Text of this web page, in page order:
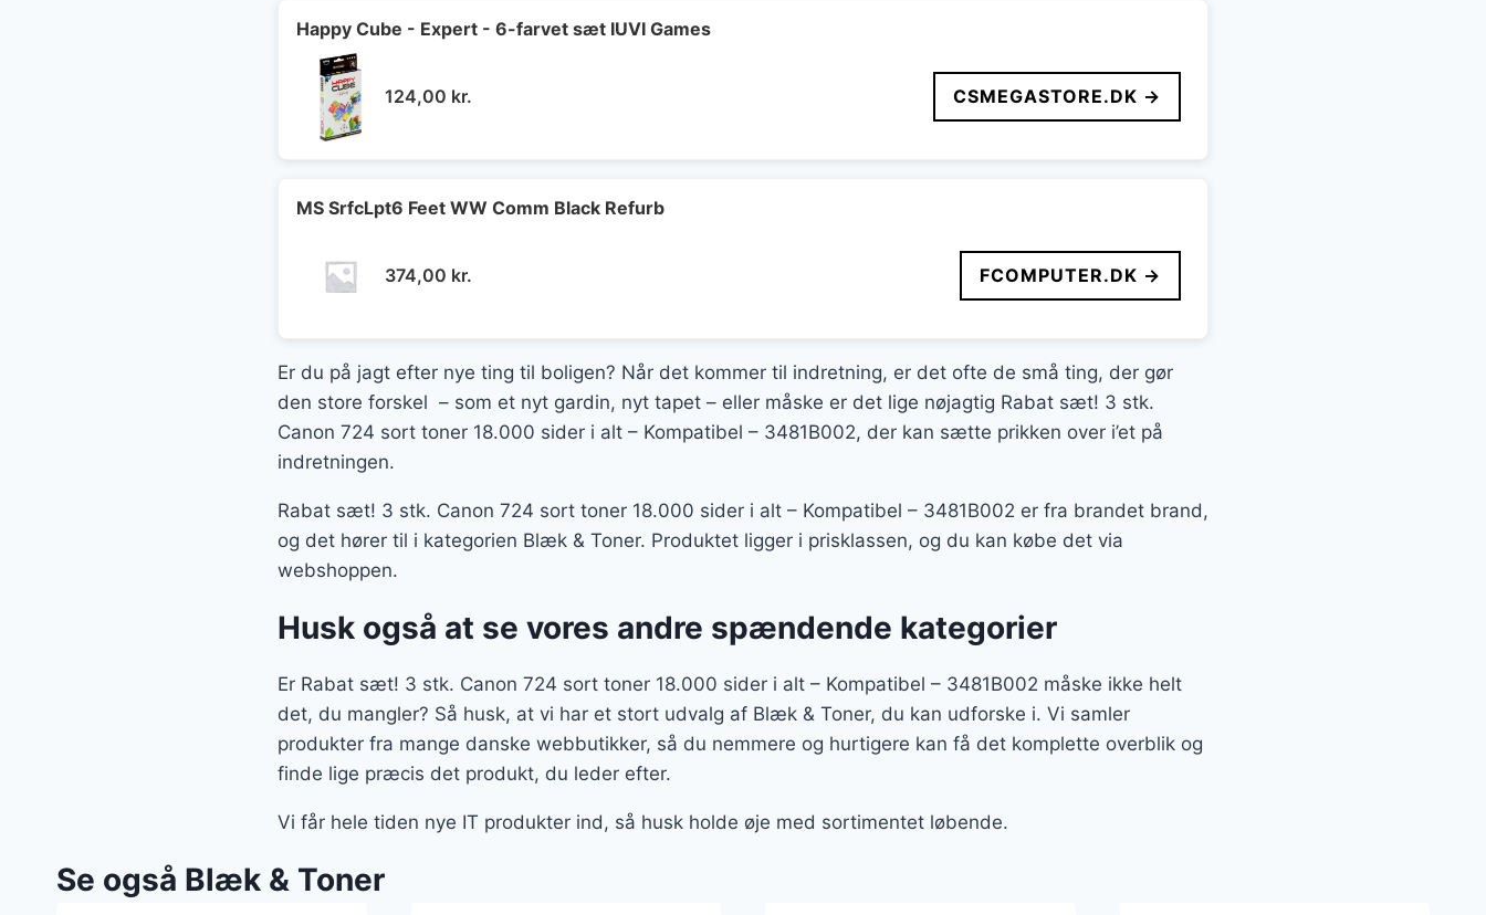
Happy Cube - Expert - 6-farvet sæt IUVI Games
124,00 kr. CSMEGASTORE.DK →
MS SrfcLpt6 Feet WW Comm Black Refurb
374,00 kr. FCOMPUTER.DK →
Er du på jagt efter nye ting til boligen? Når det kommer til indretning, er det ofte de små ting, der gør
den store forskel – som et nyt gardin, nyt tapet – eller måske er det lige nøjagtig Rabat sæt! 3 stk.
Canon 724 sort toner 18.000 sider i alt – Kompatibel – 3481B002, der kan sætte prikken over i’et på
indretningen.
Rabat sæt! 3 stk. Canon 724 sort toner 18.000 sider i alt – Kompatibel – 3481B002 er fra brandet brand,
og det hører til i kategorien Blæk & Toner. Produktet ligger i prisklassen, og du kan købe det via
webshoppen.
Husk også at se vores andre spændende kategorier
Er Rabat sæt! 3 stk. Canon 724 sort toner 18.000 sider i alt – Kompatibel – 3481B002 måske ikke helt
det, du mangler? Så husk, at vi har et stort udvalg af Blæk & Toner, du kan udforske i. Vi samler
produkter fra mange danske webbutikker, så du nemmere og hurtigere kan få det komplette overblik og
finde lige præcis det produkt, du leder efter.
Vi får hele tiden nye IT produkter ind, så husk holde øje med sortimentet løbende.
Se også Blæk & Toner